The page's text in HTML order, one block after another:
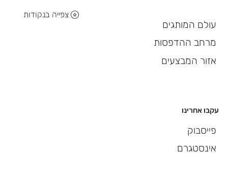
צפייה בנקודות
עקבו אחרינו
פייסבוק
אינסטגרם
עולם המותגים
מרחב ההדפסות
אזור המבצעים